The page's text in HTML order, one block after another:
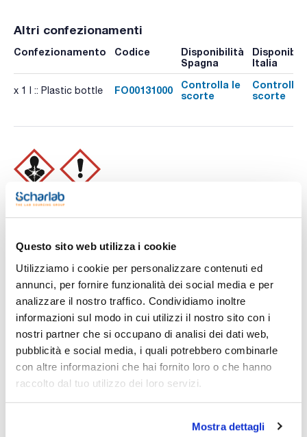
Questo sito web utilizza i cookie
Utilizziamo i cookie per personalizzare contenuti ed
annunci, per fornire funzionalità dei social media e per
analizzare il nostro traffico. Condividiamo inoltre
informazioni sul modo in cui utilizzi il nostro sito con i
nostri partner che si occupano di analisi dei dati web,
pubblicità e social media, i quali potrebbero combinarle
con altre informazioni che hai fornito loro o che hanno
raccolto dal tuo utilizzo dei loro servizi.
Mostra dettagli
Altri confezionamenti
Confezionamento Codice
Disponibilità
Spagna
Italia
x 1 l :: Plastic bottle FO00131000
Controlla le
scorte
Controlla
scorte
Stampa pagina prodotto
- Synonyms: Formalin solution, Formol, Methanal solution,
Methyl aldehyde solution
- CH2O
- CAS [50-00-0]
- EINECS-No.: 200-001-8
- Boiling point: ~ 100 ºC
- LD 50 (oral, rat): 100 mg/kg (pure substance)
- EC-Index-No.: 605-001-00-5
- GHS-signal word: Danger
- GHS-H sentences: H341 - H350 - H317
- P501a
Vedi di più
Ti potrebbe interessare anche